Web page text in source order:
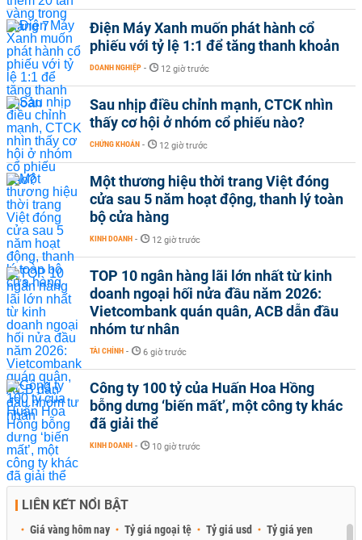
Điện Máy Xanh muốn phát hành cổ
phiếu với tỷ lệ 1:1 để tăng thanh khoản
DOANH NGHIỆP - 12 giờ trước
Sau nhịp điều chỉnh mạnh, CTCK nhìn
thấy cơ hội ở nhóm cổ phiếu nào?
CHỨNG KHOÁN - 12 giờ trước
Một thương hiệu thời trang Việt đóng
cửa sau 5 năm hoạt động, thanh lý toàn
bộ cửa hàng
KINH DOANH - 12 giờ trước
TOP 10 ngân hàng lãi lớn nhất từ kinh
doanh ngoại hối nửa đầu năm 2026:
Vietcombank quán quân, ACB dẫn đầu
nhóm tư nhân
TÀI CHÍNH - 6 giờ trước
Công ty 100 tỷ của Huấn Hoa Hồng
bỗng dưng ‘biến mất’, một công ty khác
đã giải thể
KINH DOANH - 10 giờ trước
LIÊN KẾT NỔI BẬT
Giá vàng hôm nay Tỷ giá ngoại tệ Tỷ giá usd Tỷ giá yen